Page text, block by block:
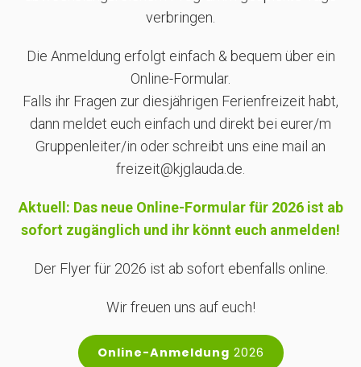
verbringen.
Die Anmeldung erfolgt einfach & bequem über ein
Online-Formular.
Falls ihr Fragen zur diesjährigen Ferienfreizeit habt,
dann meldet euch einfach und direkt bei eurer/m
Gruppenleiter/in oder schreibt uns eine mail an
freizeit@kjglauda.de.
Aktuell: Das neue Online-Formular für 2026 ist ab
sofort zugänglich und ihr könnt euch anmelden!
Der Flyer für 2026 ist ab sofort ebenfalls online.
Wir freuen uns auf euch!
Online-Anmeldung 2026